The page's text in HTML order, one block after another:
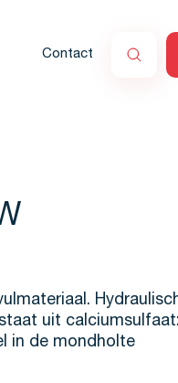
Contact
uit
in de mondholte